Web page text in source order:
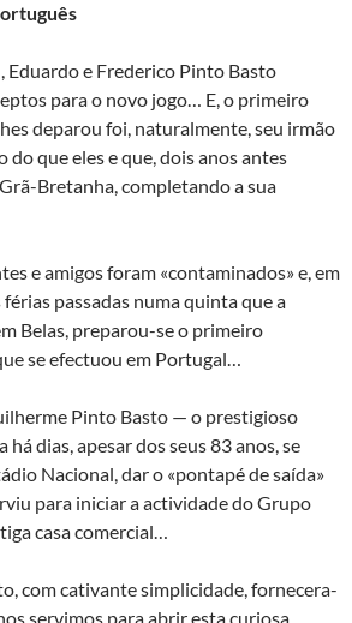
Eduardo e Frederico Pinto Basto
para o novo jogo… E, o primeiro
deparou foi, naturalmente, seu irmão
do que eles e que, dois anos antes
Bretanha, completando a sua
e amigos foram «contaminados» e, em
passadas numa quinta que a
Belas, preparou-se o primeiro
se efectuou em Portugal…
Pinto Basto — o prestigioso
dias, apesar dos seus 83 anos, se
Nacional, dar o «pontapé de saída»
para iniciar a actividade do Grupo
casa comercial…
com cativante simplicidade, fornecera-
servimos para abrir esta curiosa